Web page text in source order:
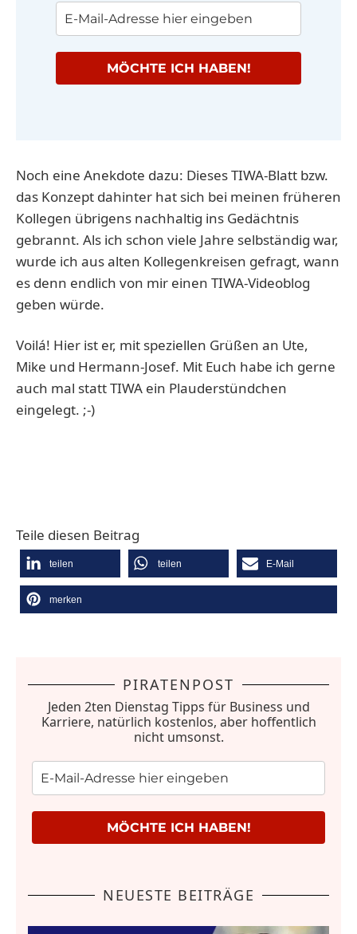
MÖCHTE ICH HABEN!
Noch eine Anekdote dazu: Dieses TIWA-Blatt bzw.
das Konzept dahinter hat sich bei meinen früheren
Kollegen übrigens nachhaltig ins Gedächtnis
gebrannt. Als ich schon viele Jahre selbständig war,
wurde ich aus alten Kollegenkreisen gefragt, wann
es denn endlich von mir einen TIWA-Videoblog
geben würde.
Voilá! Hier ist er, mit speziellen Grüßen an Ute,
Mike und Hermann-Josef. Mit Euch habe ich gerne
auch mal statt TIWA ein Plauderstündchen
eingelegt. ;-)
Teile diesen Beitrag
teilen teilen E-Mail
merken
PIRATENPOST
Jeden 2ten Dienstag Tipps für Business und
Karriere, natürlich kostenlos, aber hoffentlich
nicht umsonst.
MÖCHTE ICH HABEN!
NEUESTE BEITRÄGE